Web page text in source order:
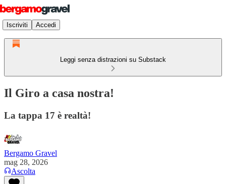
Iscriviti Accedi
Leggi senza distrazioni su Substack
Il Giro a casa nostra!
La tappa 17 è realtà!
Bergamo Gravel
mag 28, 2026
Ascolta